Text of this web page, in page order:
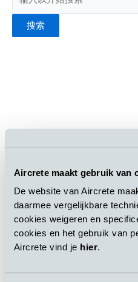
Aircrete maakt gebruik van
De website van Aircrete
daarmee vergelijkbare
cookies weigeren en
cookies en het gebruik van
Aircrete vind je hier.
搜索
阿根廷项目2018年第一季度商